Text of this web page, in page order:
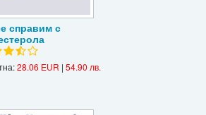
справим с
28.06 EUR |54.90 лв.